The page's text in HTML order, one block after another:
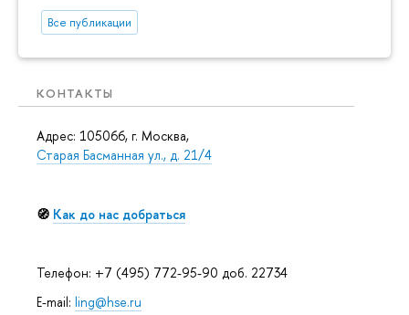
Все публикации
КОНТАКТЫ
Адрес: 105066, г. Москва,
Старая Басманная ул., д. 21/4
🧭 Как до нас добраться
Телефон: +7 (495) 772-95-90 доб. 22734
E-mail: ling@hse.ru